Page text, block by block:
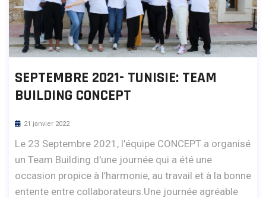
SEPTEMBRE 2021- TUNISIE: TEAM
BUILDING CONCEPT
21 janvier 2022
Le 23 Septembre 2021, l'équipe CONCEPT a organisé
un Team Building d'une journée qui a été une
occasion propice à l’harmonie, au travail et à la bonne
entente entre collaborateurs.Une journée agréable